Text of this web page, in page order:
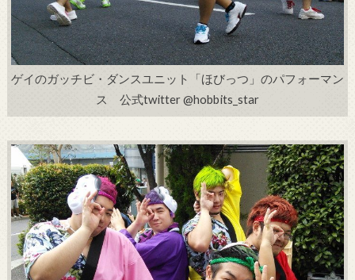
ゲイのガッチビ・ダンスユニット「ほびっつ」のパフォーマン
ス 公式twitter @hobbits_star